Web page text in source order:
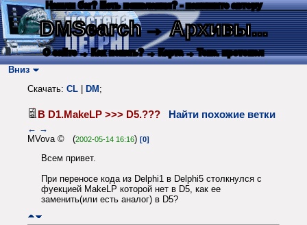
Нашли баг? Есть пожелания? - напишите автору
DMSearch→ Архивы...
О сайте → Как искать? → Карта → Текс. протокол
Вниз
Скачать: CL DM ;
В D1.MakeLP >>> D5.??? Найти похожие ветки
← →
MVova © (2002-05-14 16:16) [0]
Всем привет.
При переносе кода из Delphi1 в Delphi5 столкнулся с
фуекцией MakeLP которой нет в D5, как ее
заменить(или есть аналог) в D5?